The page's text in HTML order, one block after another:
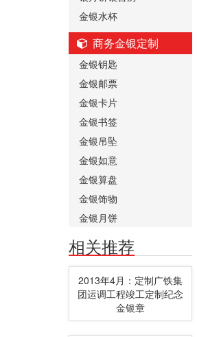
金银水杯
商务金银定制
金银钥匙
金银邮票
金银卡片
金银书签
金银吊坠
金银如意
金银算盘
金银饰物
金银月饼
相关推荐
2013年4月：定制广铁集
团运调工程竣工定制纪念
金银章